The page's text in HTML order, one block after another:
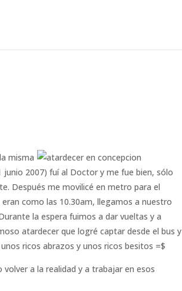
misma
2007) fuí al Doctor y me fue bien, sólo
Después me movilicé en metro para el
como las 10.30am, llegamos a nuestro
la espera fuimos a dar vueltas y a
atardecer que logré captar desde el bus y
ricos abrazos y unos ricos besitos =$
a la realidad y a trabajar en esos